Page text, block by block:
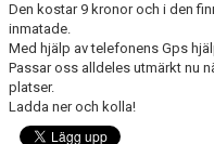
KONTAKT
MATCHER
MARATONTABELL
Den kostar 9 kronor och i den
inmatade.
Med hjälp av telefonens Gps
Passar oss alldeles utmärkt nu
platser.
Ladda ner och kolla!